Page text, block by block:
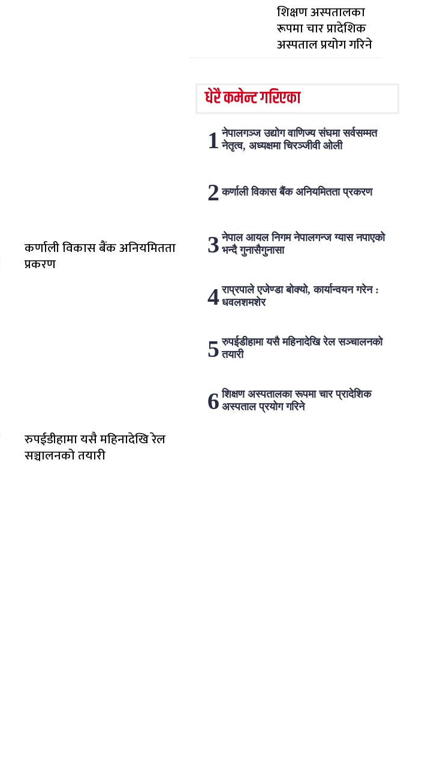
शिक्षण अस्पतालका
रूपमा चार प्रादेशिक
अस्पताल प्रयोग गरिने
कर्णाली विकास बैंक अनियमितता
प्रकरण
रुपईडीहामा यसै महिनादेखि रेल
सञ्चालनको तयारी
धेरै कमेन्ट गरिएका
नेपालगञ्ज उद्योग वाणिज्य संघमा सर्वसम्मत
नेतृत्व, अध्यक्षमा चिरञ्जीवी ओली
कर्णाली विकास बैंक अनियमितता प्रकरण
नेपाल आयल निगम नेपालगन्ज ग्यास नपाएको
भन्दै गुनासैगुनासा
राप्रपाले एजेण्डा बोक्यो, कार्यान्वयन गरेन :
धवलशमशेर
रुपईडीहामा यसै महिनादेखि रेल सञ्चालनको
तयारी
शिक्षण अस्पतालका रूपमा चार प्रादेशिक
अस्पताल प्रयोग गरिने